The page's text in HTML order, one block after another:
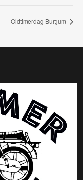
Oldtimerdag Burgum